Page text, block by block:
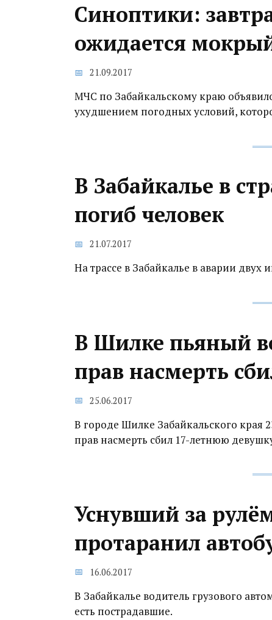
Синоптики:
ожидается
21.09.2017
МЧС по Забайкальскому краю
ухудшением погодных условий,
В Забайкалье в
погиб человек
21.07.2017
На трассе в Забайкалье в аварии
В Шилке пьяный
прав насмерть
25.06.2017
В городе Шилке Забайкальского
прав насмерть сбил 17-летнюю
Уснувший за
протаранил
16.06.2017
В Забайкалье водитель грузового
есть пострадавшие.